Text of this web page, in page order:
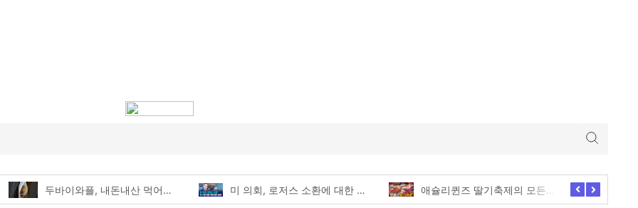
두바이와플, 내돈내산 먹어본 찐후기! 미 의회, 로저스 소환에 대한 긴급한 증언 요청 애슐리퀸즈 딸기축제의 모든 전메뉴 털기